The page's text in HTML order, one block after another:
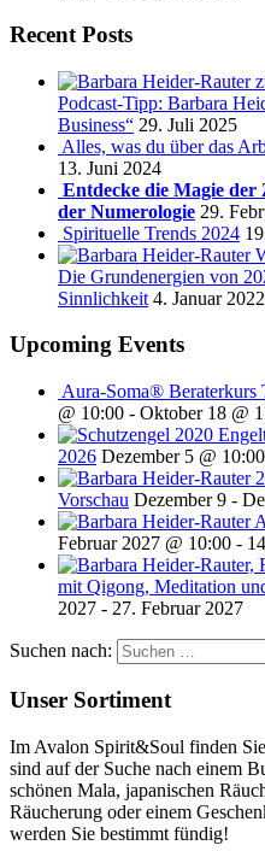
Recent Posts
Podcast-Tipp: Barbara
Business“ 29. Juli 2025
Alles, was du über das
13. Juni 2024
Entdecke die Magie der
der Numerologie 29.
Spirituelle Trends 2024
Die Grundenergien von
Sinnlichkeit 4. Januar 2022
Upcoming Events
Aura-Soma® Beraterkurs
@ 10:00 - Oktober 18 @
2026 Dezember 5 @ 10:00
Vorschau Dezember 9 -
Februar 2027 @ 10:00 -
mit Qigong, Meditation
2027 - 27. Februar 2027
Suchen nach:
Unser Sortiment
Im Avalon Spirit&Soul finden
sind auf der Suche nach einem
schönen Mala, japanischen
Räucherung oder einem
werden Sie bestimmt fündig!